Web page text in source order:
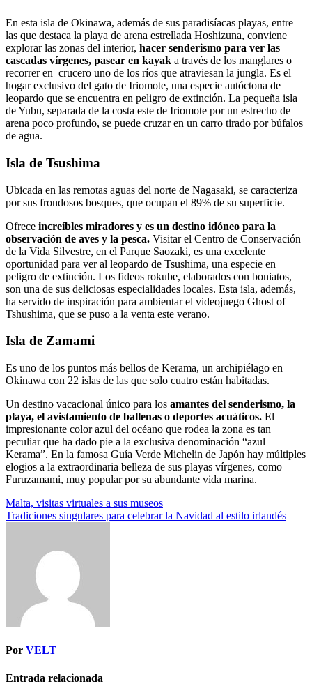
En esta isla de Okinawa, además de sus paradisíacas playas, entre
las que destaca la playa de arena estrellada Hoshizuna, conviene
explorar las zonas del interior, hacer senderismo para ver las
cascadas vírgenes, pasear en kayak a través de los manglares o
recorrer en crucero uno de los ríos que atraviesan la jungla. Es el
hogar exclusivo del gato de Iriomote, una especie autóctona de
leopardo que se encuentra en peligro de extinción. La pequeña isla
de Yubu, separada de la costa este de Iriomote por un estrecho de
arena poco profundo, se puede cruzar en un carro tirado por búfalos
de agua.
Isla de Tsushima
Ubicada en las remotas aguas del norte de Nagasaki, se caracteriza
por sus frondosos bosques, que ocupan el 89% de su superficie.
Ofrece increíbles miradores y es un destino idóneo para la
observación de aves y la pesca. Visitar el Centro de Conservación
de la Vida Silvestre, en el Parque Saozaki, es una excelente
oportunidad para ver al leopardo de Tsushima, una especie en
peligro de extinción. Los fideos rokube, elaborados con boniatos,
son una de sus deliciosas especialidades locales. Esta isla, además,
ha servido de inspiración para ambientar el videojuego Ghost of
Tshushima, que se puso a la venta este verano.
Isla de Zamami
Es uno de los puntos más bellos de Kerama, un archipiélago en
Okinawa con 22 islas de las que solo cuatro están habitadas.
Un destino vacacional único para los amantes del senderismo, la
playa, el avistamiento de ballenas o deportes acuáticos. El
impresionante color azul del océano que rodea la zona es tan
peculiar que ha dado pie a la exclusiva denominación “azul
Kerama”. En la famosa Guía Verde Michelin de Japón hay múltiples
elogios a la extraordinaria belleza de sus playas vírgenes, como
Furuzamami, muy popular por su abundante vida marina.
Navegación
de
Malta, visitas virtuales a sus museos
Tradiciones singulares para celebrar la Navidad al estilo irlandés
Por VELT
Entrada relacionada